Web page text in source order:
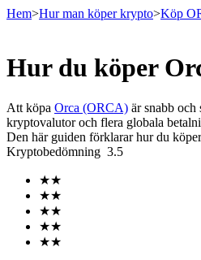
Terminer
USDT Futures
Hem>Hur man köper krypto>Köp
Hur du köper
Att köpa Orca (ORCA) är snabb och
kryptovalutor och flera globala
Den här guiden förklarar hur du
Kryptobedömning 3.5
★★
★★
★★
★★
★★